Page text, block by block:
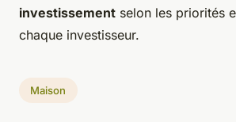
investissement selon les priorités
chaque investisseur.
Maison